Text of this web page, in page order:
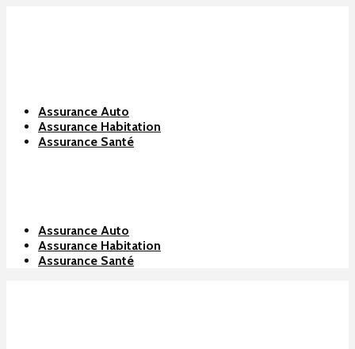
Assurance Auto
Assurance Habitation
Assurance Santé
Assurance Auto
Assurance Habitation
Assurance Santé